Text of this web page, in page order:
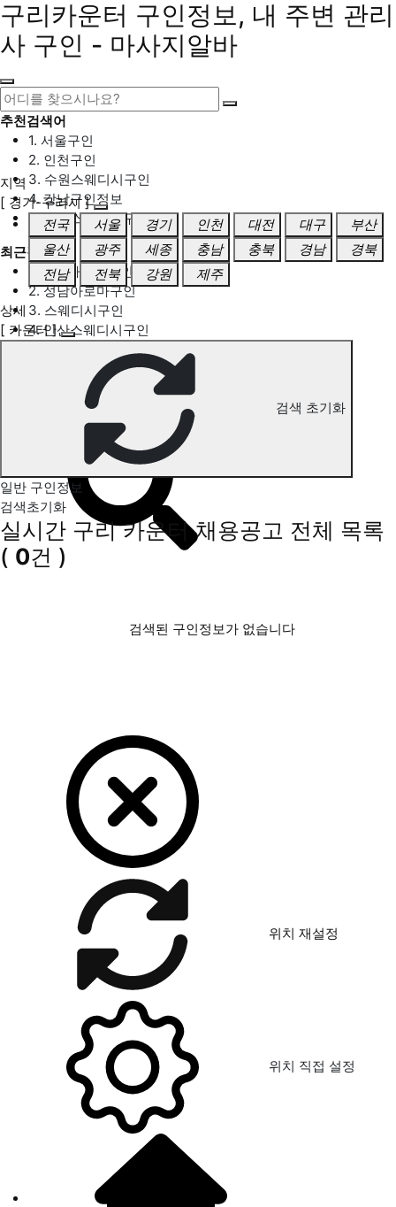
구리카운터 구인정보, 내 주변 관리
사 구인 - 마사지알바
추천검색어
1. 서울구인
2. 인천구인
3. 수원스웨디시구인
4. 강남구인정보
5. 동탄스웨디시구인
최근검색어
1. 일산마사지구인
2. 성남아로마구인
3. 스웨디시구인
4. 안산스웨디시구인
구리 카운터 구인정보
지역
[ 경기-구리시 ]
전국
서울 경기 인천 대전 대구
부산
울산
광주 세종 충남 충북 경남
경북
전남
전북 강원 제주
상세
[ 카운터 ]
검색 초기화
일반 구인정보
검색초기화
실시간 구리 카운터 채용공고 전체 목록
( 0건 )
검색된 구인정보가 없습니다
위치 재설정
위치 직접 설정